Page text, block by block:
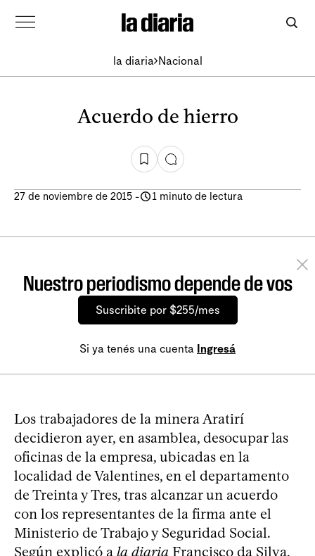
la diaria Nacional
Acuerdo de hierro
27 de noviembre de 2015 - 1 minuto de lectura
Nuestro periodismo depende de vos
Suscribite por $255/mes
Si ya tenés una cuenta Ingresá
Los trabajadores de la minera Aratirí
decidieron ayer, en asamblea, desocupar las
oficinas de la empresa, ubicadas en la
localidad de Valentines, en el departamento
de Treinta y Tres, tras alcanzar un acuerdo
con los representantes de la firma ante el
Ministerio de Trabajo y Seguridad Social.
Según explicó a la diaria Francisco da Silva,